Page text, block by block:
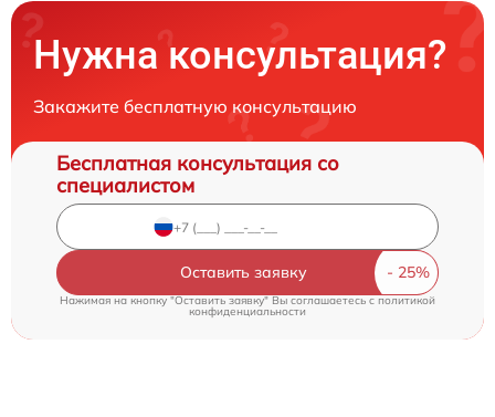
Нужна консультация?
Закажите бесплатную консультацию
Бесплатная консультация со
специалистом
Оставить заявку
Нажимая на кнопку "Оставить заявку" Вы соглашаетесь cполитикой
конфиденциальности